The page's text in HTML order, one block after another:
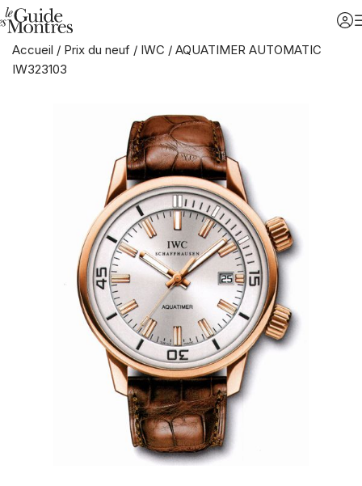
Accueil / Prix du neuf / IWC / AQUATIMER AUTOMATIC
IW323103